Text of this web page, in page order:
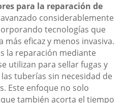
para la reparación de
considerablemente
tecnologías que
eficaz y menos invasiva.
la reparación mediante
utilizan para sellar fugas y
tuberías sin necesidad de
Este enfoque no solo
también acorta el tiempo